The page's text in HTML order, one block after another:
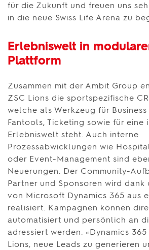
für die Zukunft und freuen uns
in die neue Swiss Life Arena zu
Erlebniswelt in
Plattform
Zusammen mit der Ambit Group
ZSC Lions die sportspezifische
welche als Werkzeug für
Fantools, Ticketing sowie für eine
Erlebniswelt steht. Auch interne
Prozessabwicklungen wie
oder Event-Management sind
Neuerungen. Der Community-
Partner und Sponsoren wird dank
von Microsoft Dynamics 365 aus
realisiert. Kampagnen können
automatisiert und persönlich an
adressiert werden. «Dynamics
Lions, neue Leads zu generieren